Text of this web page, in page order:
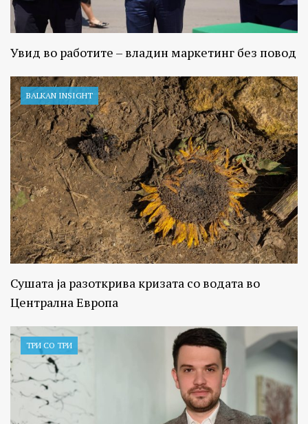
Увид во работите – владин маркетинг без повод
BALKAN INSIGHT
Сушата ја разоткрива кризата со водата во
Централна Европа
ТРИ СО ТРИ